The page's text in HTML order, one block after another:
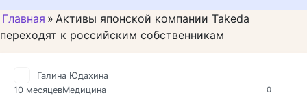
Главная » Активы японской компании Takeda
переходят к российским собственникам
0
Галина Юдахина
10 месяцевМедицина